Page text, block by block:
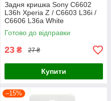
Задня кришка Sony C6602
L36h Xperia Z / C6603 L36i /
C6606 L36a White
Готово до відправки
23 ₴ 27 ₴
Купити
–15%